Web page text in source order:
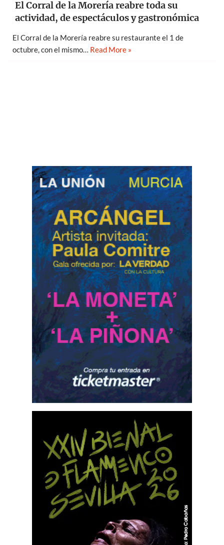
El Corral de la Morería reabre toda su
actividad, de espectáculos y gastronómica
El Corral de la Morería reabre su restaurante el 1 de
octubre, con el mismo… Read More »